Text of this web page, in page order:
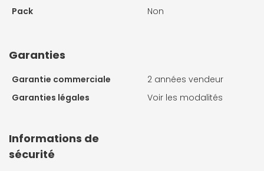
Pack
Non
Garanties
Garantie commerciale
2 années vendeur
Garanties légales
Voir les modalités
Informations de
sécurité